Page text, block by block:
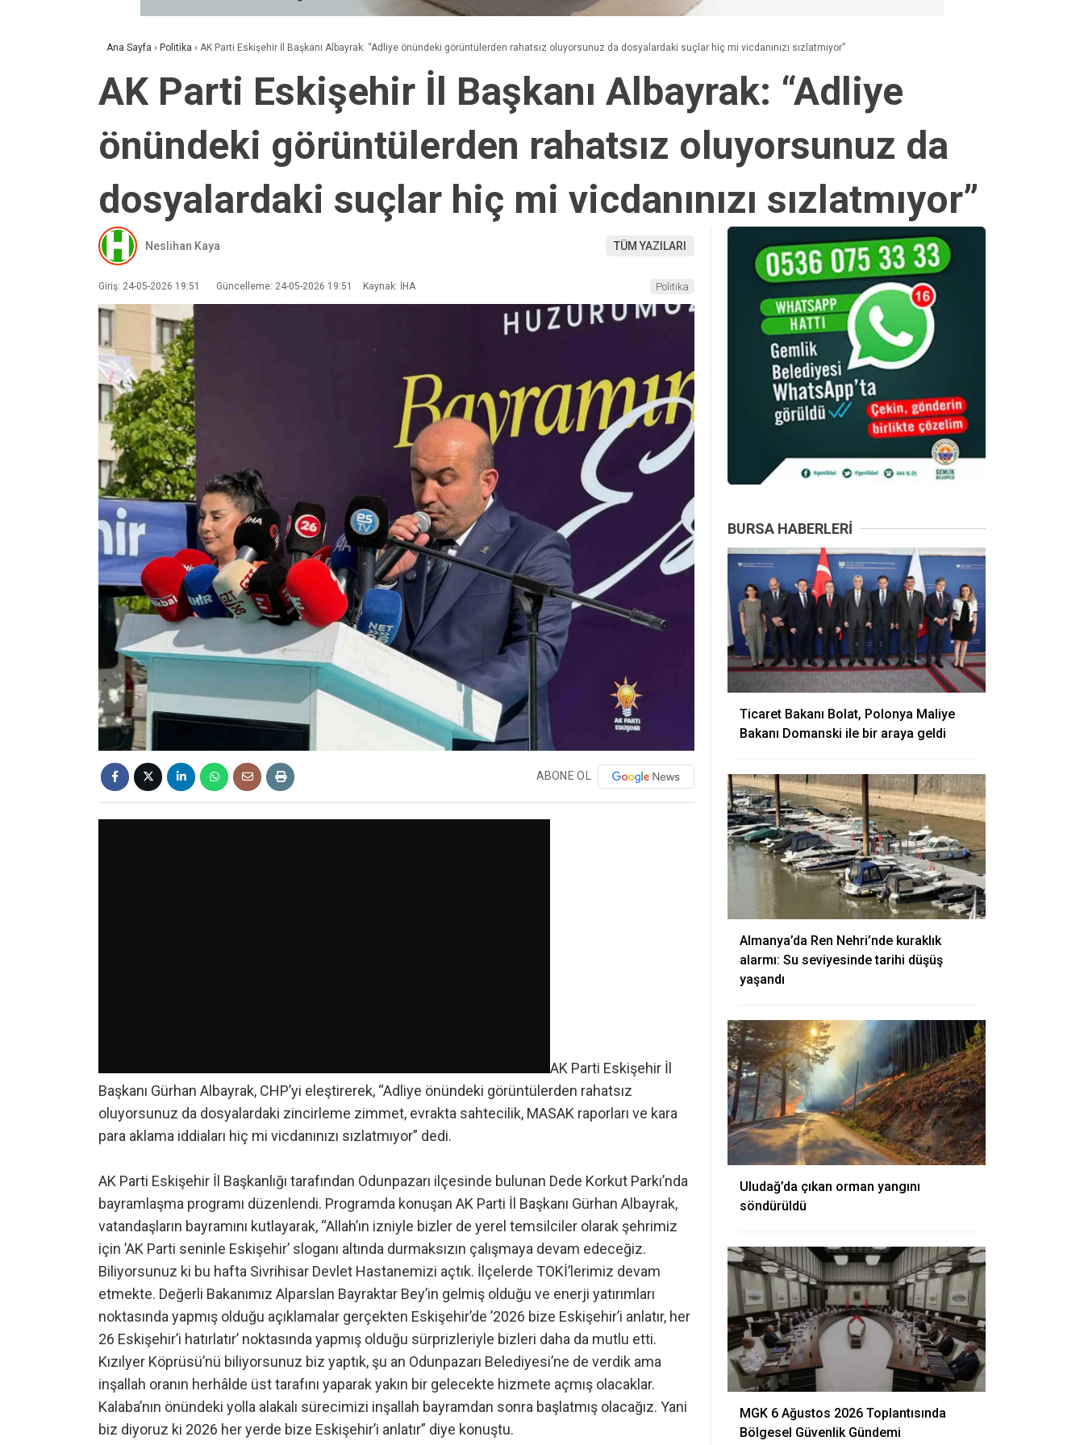
Ana Sayfa › Politika › AK Parti Eskişehir İl Başkanı Albayrak: “Adliye önündeki görüntülerden rahatsız oluyorsunuz da dosyalardaki suçlar hiç mi vicdanınızı sızlatmıyor”
AK Parti Eskişehir İl Başkanı Albayrak: “Adliye
önündeki görüntülerden rahatsız oluyorsunuz da
dosyalardaki suçlar hiç mi vicdanınızı sızlatmıyor”
Neslihan Kaya TÜM YAZILARI
Giriş: 24-05-2026 19:51 Güncelleme: 24-05-2026 19:51 Kaynak: İHA Politika
ABONE OL
AK Parti Eskişehir İl
Başkanı Gürhan Albayrak, CHP’yi eleştirerek, “Adliye önündeki görüntülerden rahatsız
oluyorsunuz da dosyalardaki zincirleme zimmet, evrakta sahtecilik, MASAK raporları ve kara
para aklama iddiaları hiç mi vicdanınızı sızlatmıyor” dedi.
AK Parti Eskişehir İl Başkanlığı tarafından Odunpazarı ilçesinde bulunan Dede Korkut Parkı’nda
bayramlaşma programı düzenlendi. Programda konuşan AK Parti İl Başkanı Gürhan Albayrak,
vatandaşların bayramını kutlayarak, “Allah’ın izniyle bizler de yerel temsilciler olarak şehrimiz
için ’AK Parti seninle Eskişehir’ sloganı altında durmaksızın çalışmaya devam edeceğiz.
Biliyorsunuz ki bu hafta Sivrihisar Devlet Hastanemizi açtık. İlçelerde TOKİ’lerimiz devam
etmekte. Değerli Bakanımız Alparslan Bayraktar Bey’in gelmiş olduğu ve enerji yatırımları
noktasında yapmış olduğu açıklamalar gerçekten Eskişehir’de ’2026 bize Eskişehir’i anlatır, her
26 Eskişehir’i hatırlatır’ noktasında yapmış olduğu sürprizleriyle bizleri daha da mutlu etti.
Kızılyer Köprüsü’nü biliyorsunuz biz yaptık, şu an Odunpazarı Belediyesi’ne de verdik ama
inşallah oranın herhâlde üst tarafını yaparak yakın bir gelecekte hizmete açmış olacaklar.
Kalaba’nın önündeki yolla alakalı sürecimizi inşallah bayramdan sonra başlatmış olacağız. Yani
biz diyoruz ki 2026 her yerde bize Eskişehir’i anlatır” diye konuştu.
BURSA HABERLERI
Ticaret Bakanı Bolat, Polonya Maliye
Bakanı Domanski ile bir araya geldi
Almanya’da Ren Nehri’nde kuraklık
alarmı: Su seviyesinde tarihi düşüş
yaşandı
Uludağ’da çıkan orman yangını
söndürüldü
MGK 6 Ağustos 2026 Toplantısında
Bölgesel Güvenlik Gündemi